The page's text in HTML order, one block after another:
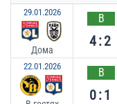
29.01.2026
Дома
В
4:2
22.01.2026 В
0:1